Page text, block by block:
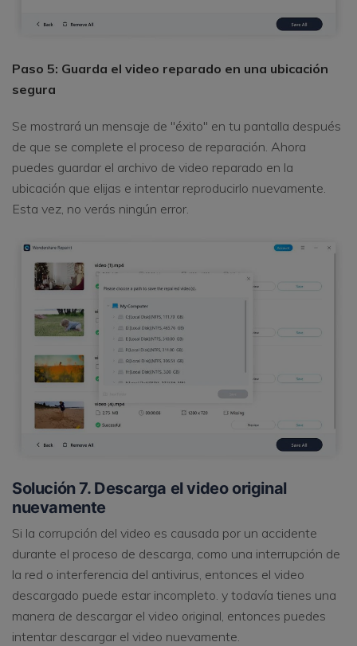
Paso 5: Guarda el video reparado en una ubicación
segura
Se mostrará un mensaje de "éxito" en tu pantalla después
de que se complete el proceso de reparación. Ahora
puedes guardar el archivo de video reparado en la
ubicación que elijas e intentar reproducirlo nuevamente.
Esta vez, no verás ningún error.
Solución 7. Descarga el video original
nuevamente
Si la corrupción del video es causada por un accidente
durante el proceso de descarga, como una interrupción de
la red o interferencia del antivirus, entonces el video
descargado puede estar incompleto. y todavía tienes una
manera de descargar el video original, entonces puedes
intentar descargar el video nuevamente.